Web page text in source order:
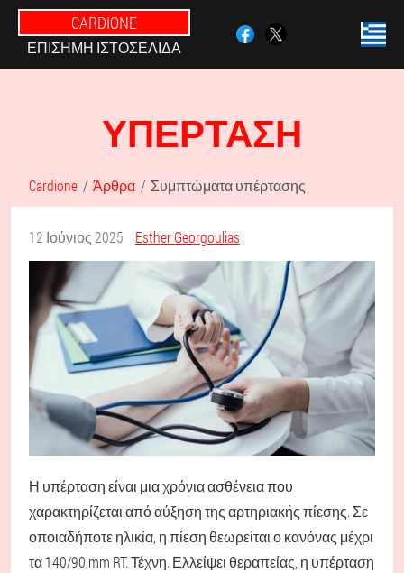
CARDIONE
ΕΠΊΣΗΜΗ ΙΣΤΟΣΕΛΊΔΑ
ΥΠΈΡΤΑΣΗ
Cardione Άρθρα Συμπτώματα υπέρτασης
12 Ιούνιος 2025 Esther Georgoulias
Η υπέρταση είναι μια χρόνια ασθένεια που
χαρακτηρίζεται από αύξηση της αρτηριακής πίεσης. Σε
οποιαδήποτε ηλικία, η πίεση θεωρείται ο κανόνας μέχρι
τα 140/90 mm RT. Τέχνη. Ελλείψει θεραπείας, η υπέρταση